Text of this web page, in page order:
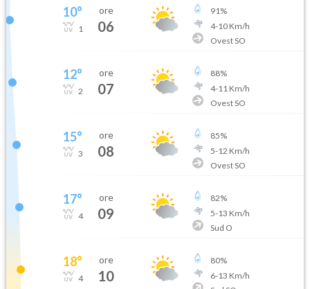
10°
1
ore
06
91%
4-10Km/h
Ovest SO
12°
2
ore
07
88%
4-11 Km/h
Ovest SO
15°
3
ore
08
85%
5-12 Km/h
Ovest SO
17°
4
ore
09
82%
5-13 Km/h
Sud O
18°
4
ore
10
80%
6-13 Km/h